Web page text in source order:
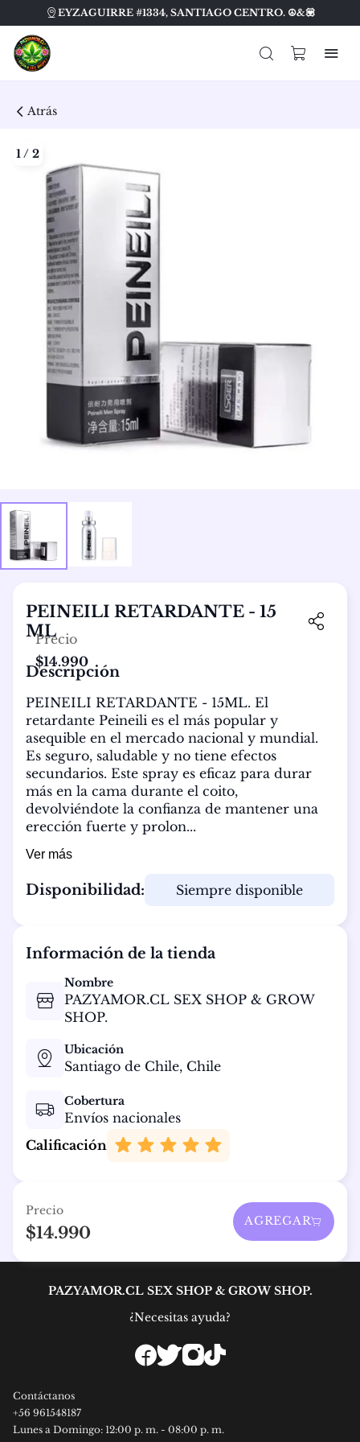
EYZAGUIRRE #1334, SANTIAGO CENTRO. ☮️&💟
Atrás
1/ 2
PEINEILI RETARDANTE - 15
ML
Precio
$14.990
Descripción
PEINEILI RETARDANTE - 15ML. El
retardante Peineili es el más popular y
asequible en el mercado nacional y mundial.
Es seguro, saludable y no tiene efectos
secundarios. Este spray es eficaz para durar
más en la cama durante el coito,
devolviéndote la confianza de mantener una
erección fuerte y prolon...
Ver más
Disponibilidad: Siempre disponible
Información de la tienda
Nombre
PAZYAMOR.CL SEX SHOP & GROW
SHOP.
Ubicación
Santiago de Chile, Chile
Cobertura
Envíos nacionales
Calificación
Precio
$14.990
AGREGAR
PAZYAMOR.CL SEX SHOP & GROW SHOP.
¿Necesitas ayuda?
Contáctanos
+56 961548187
Lunes a Domingo: 12:00 p. m. - 08:00 p. m.